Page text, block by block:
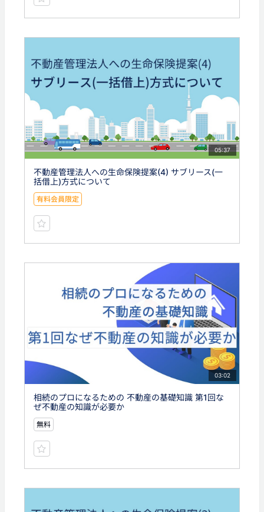
05:37
不動産管理法人への生命保険提案(4) サブリース(一
括借上)方式について
有料会員限定
03:02
相続のプロになるための 不動産の基礎知識 第1回な
ぜ不動産の知識が必要か
無料